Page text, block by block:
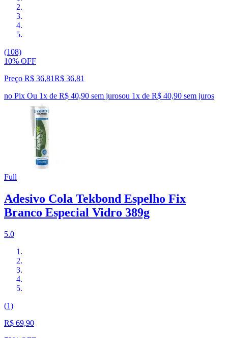
(108)
10% OFF
Preço R$ 36,81R$ 36,81
no Pix Ou 1x de R$ 40,90 sem jurosou 1x de R$ 40,90 sem juros
Full
Adesivo Cola Tekbond Espelho Fix
Branco Especial Vidro 389g
5.0
(1)
R$ 69,90